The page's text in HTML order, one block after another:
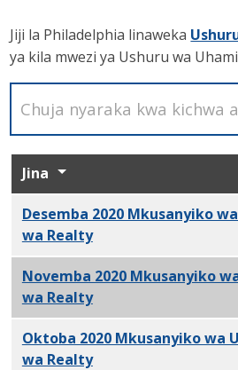
Jiji la Philadelphia linaweka
ya kila mwezi ya Ushuru wa
Jina
Desemba 2020 Mkusanyiko
wa RealtyPDF
Novemba 2020 Mkusanyiko
wa RealtyPDF
Oktoba 2020 Mkusanyiko wa
wa RealtyPDF